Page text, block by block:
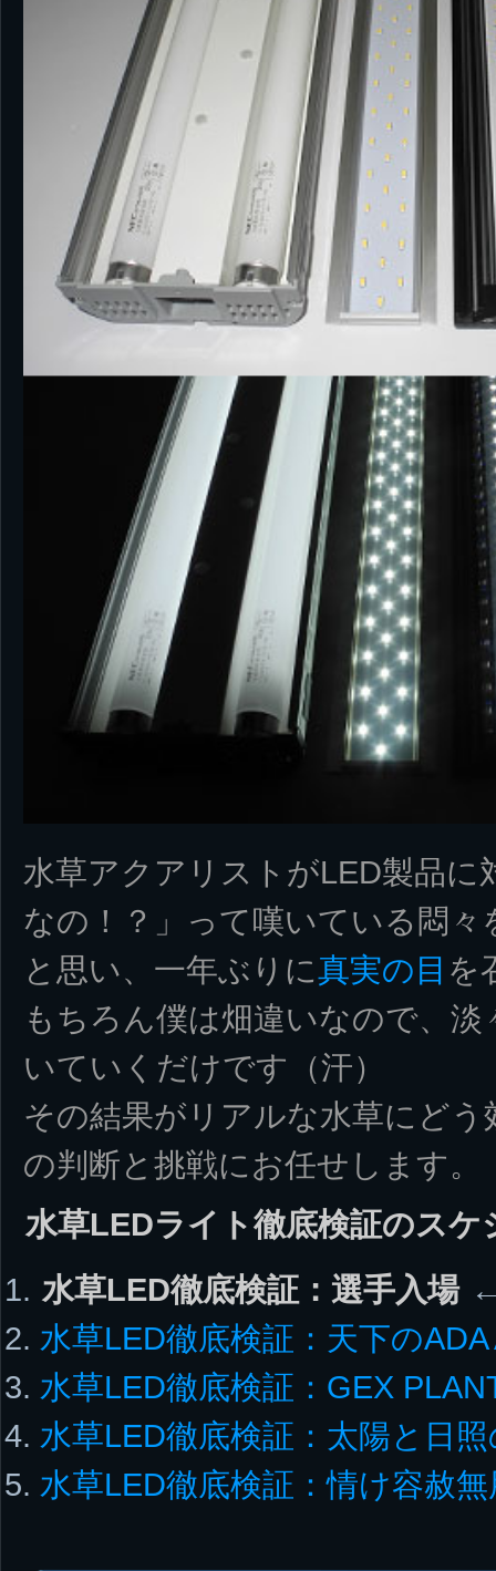
水草アクアリストがLED製品に
なの！？」って嘆いている悶
と思い、一年ぶりに真実の目 を
もちろん僕は畑違いなので、
いていくだけです（汗）
その結果がリアルな水草にど
の判断と挑戦にお任せします。
水草LEDライト徹底検証のスケ
水草LED徹底検証：選手入場
水草LED徹底検証：天下の
水草LED徹底検証：GEX
水草LED徹底検証：太陽と日
水草LED徹底検証：情け容赦